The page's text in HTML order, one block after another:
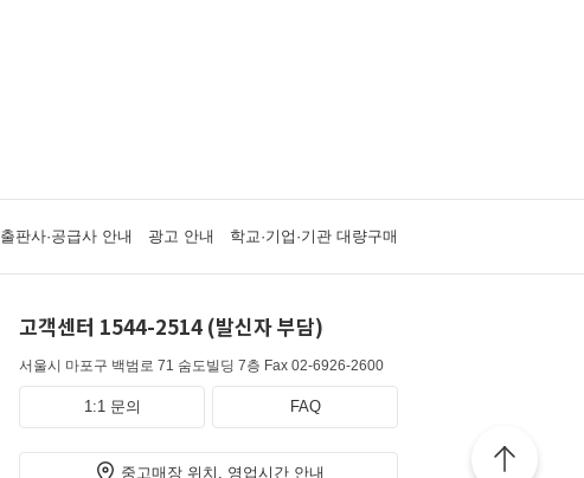
출판사·공급사 안내 광고 안내 학교·기업·기관 대량구매
고객센터 1544-2514 (발신자 부담)
서울시 마포구 백범로 71 숨도빌딩 7층 Fax 02-6926-2600
1:1 문의 FAQ
중고매장 위치, 영업시간 안내